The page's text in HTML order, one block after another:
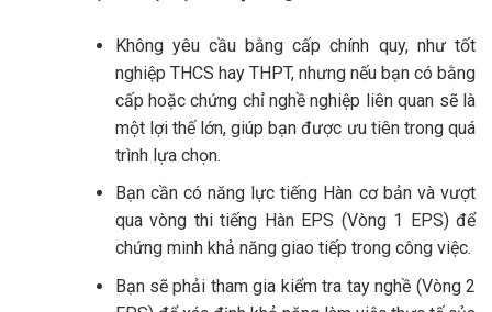
Không yêu cầu bằng cấp chính quy, như tốt
nghiệp THCS hay THPT, nhưng nếu bạn có bằng
cấp hoặc chứng chỉ nghề nghiệp liên quan sẽ là
một lợi thế lớn, giúp bạn được ưu tiên trong quá
trình lựa chọn.
Bạn cần có năng lực tiếng Hàn cơ bản và vượt
qua vòng thi tiếng Hàn EPS (Vòng 1 EPS) để
chứng minh khả năng giao tiếp trong công việc.
Bạn sẽ phải tham gia kiểm tra tay nghề (Vòng 2